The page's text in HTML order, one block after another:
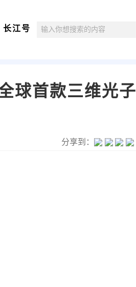
长江号
球首款三维光子
分享到：